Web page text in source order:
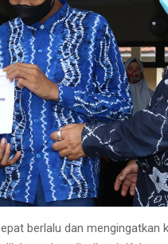
berlalu dan mengingatkan